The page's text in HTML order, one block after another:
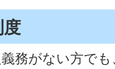
務がない方で